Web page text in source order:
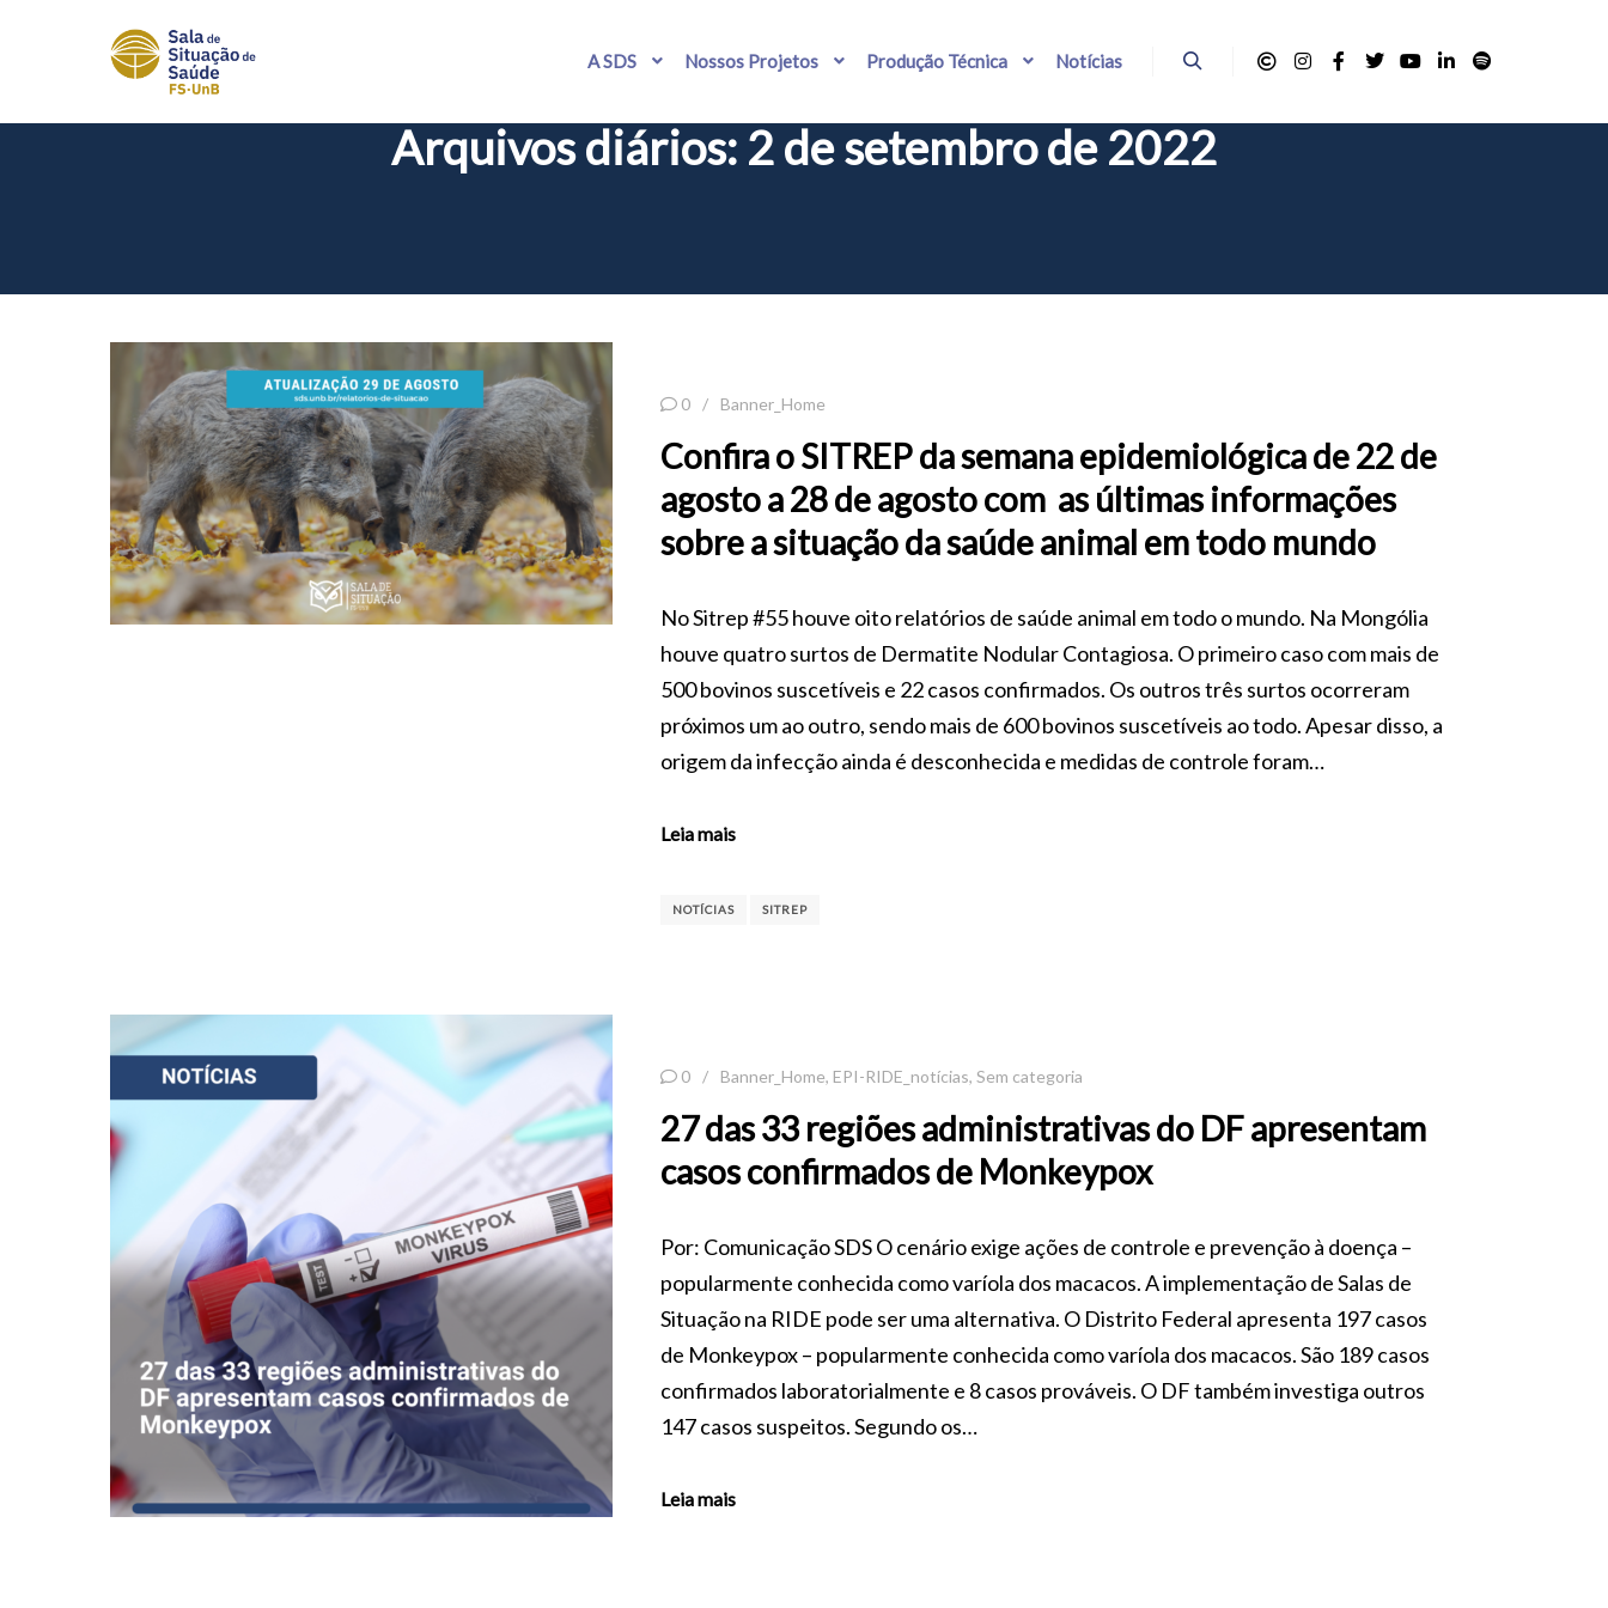
A SDS Nossos Projetos Produção Técnica Notícias
Arquivos diários: 2 de setembro de 2022
0 Banner_Home
Confira o SITREP da semana epidemiológica de 22 de
agosto a 28 de agosto com as últimas informações
sobre a situação da saúde animal em todo mundo
No Sitrep #55 houve oito relatórios de saúde animal em todo o mundo. Na Mongólia
houve quatro surtos de Dermatite Nodular Contagiosa. O primeiro caso com mais de
500 bovinos suscetíveis e 22 casos confirmados. Os outros três surtos ocorreram
próximos um ao outro, sendo mais de 600 bovinos suscetíveis ao todo. Apesar disso, a
origem da infecção ainda é desconhecida e medidas de controle foram…
Leia mais
NOTÍCIAS SITREP
0 Banner_Home, EPI-RIDE_notícias, Sem categoria
27 das 33 regiões administrativas do DF apresentam
casos confirmados de Monkeypox
Por: Comunicação SDS O cenário exige ações de controle e prevenção à doença –
popularmente conhecida como varíola dos macacos. A implementação de Salas de
Situação na RIDE pode ser uma alternativa. O Distrito Federal apresenta 197 casos
de Monkeypox – popularmente conhecida como varíola dos macacos. São 189 casos
confirmados laboratorialmente e 8 casos prováveis. O DF também investiga outros
147 casos suspeitos. Segundo os…
Leia mais